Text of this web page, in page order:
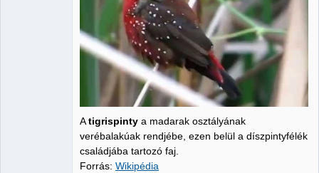
Atigrispinty a madarak osztályának
verébalakúak rendjébe, ezen belül a díszpintyfélék
családjába tartozó faj.
Forrás: Wikipédia